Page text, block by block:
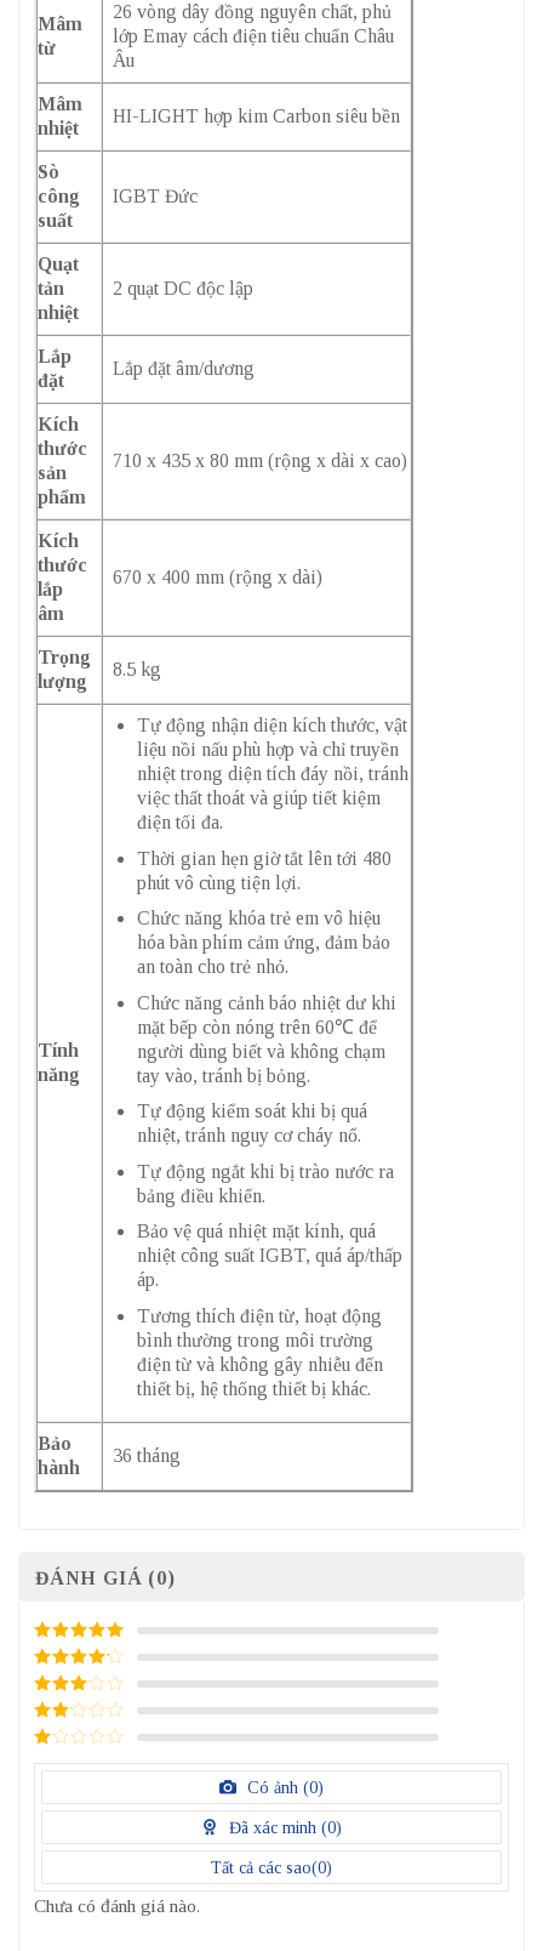
Mâm
từ
26 vòng dây đồng nguyên chất, phủ
lớp Emay cách điện tiêu chuẩn Châu
Âu
Mâm
nhiệt
HI-LIGHT hợp kim Carbon siêu bền
Sò
công
suất
IGBT Đức
Quạt
tản
nhiệt
2 quạt DC độc lập
Lắp
đặt
Lắp đặt âm/dương
Kích
thước
sản
phẩm
710 x 435 x 80 mm (rộng x dài x cao)
Kích
thước
lắp
âm
670 x 400 mm (rộng x dài)
Trọng
lượng
8.5 kg
Tính
năng
Tự động nhận diện kích thước, vật
liệu nồi nấu phù hợp và chỉ truyền
nhiệt trong diện tích đáy nồi, tránh
việc thất thoát và giúp tiết kiệm
điện tối đa.
Thời gian hẹn giờ tắt lên tới 480
phút vô cùng tiện lợi.
Chức năng khóa trẻ em vô hiệu
hóa bàn phím cảm ứng, đảm bảo
an toàn cho trẻ nhỏ.
Chức năng cảnh báo nhiệt dư khi
mặt bếp còn nóng trên 60℃ để
người dùng biết và không chạm
tay vào, tránh bị bỏng.
Tự động kiểm soát khi bị quá
nhiệt, tránh nguy cơ cháy nổ.
Tự động ngắt khi bị trào nước ra
bảng điều khiển.
Bảo vệ quá nhiệt mặt kính, quá
nhiệt công suất IGBT, quá áp/thấp
áp.
Tương thích điện từ, hoạt động
bình thường trong môi trường
điện từ và không gây nhiễu đến
thiết bị, hệ thống thiết bị khác.
Bảo
hành
36 tháng
ĐÁNH GIÁ (0)
5/ 5 điểm
4/ 5
điểm
3/ 5
điểm
2/
điểm
1
điểm
Có ảnh (0)
Đã xác minh (0)
Tất cả các sao(0)
Chưa có đánh giá nào.